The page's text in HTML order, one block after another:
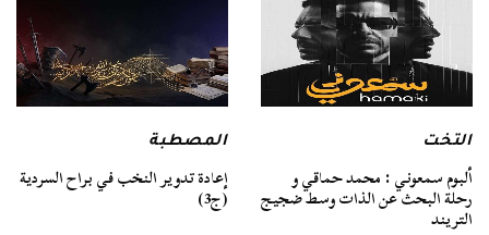
التخت
ألبوم سمعوني : محمد حماقي و
رحلة البحث عن الذات وسط ضجيج
التريند
المصطبة
إعادة تدوير النخب في براح السردية
(ج3)